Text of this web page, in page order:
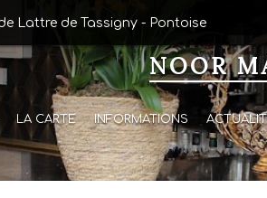
Lattre de Tassigny - Pontoise
NOOR
LA CARTE INFORMATIONS